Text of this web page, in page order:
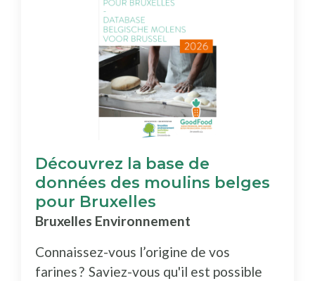
Découvrez la base de
données des moulins belges
pour Bruxelles
Bruxelles Environnement
Connaissez-vous l’origine de vos
farines ? Saviez-vous qu'il est possible